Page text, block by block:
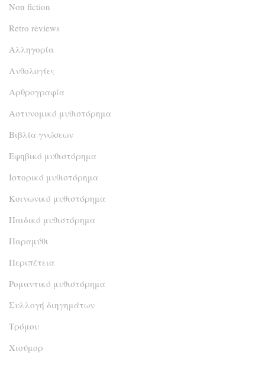
Non fiction
Retro reviews
Αλληγορία
Ανθολογίες
Αρθρογραφία
Αστυνομικό μυθιστόρημα
Βιβλία γνώσεων
Εφηβικό μυθιστόρημα
Ιστορικό μυθιστόρημα
Κοινωνικό μυθιστόρημα
Παιδικό μυθιστόρημα
Παραμύθι
Περιπέτεια
Ρομαντικό μυθιστόρημα
Συλλογή διηγημάτων
Τρόμου
Χιούμορ